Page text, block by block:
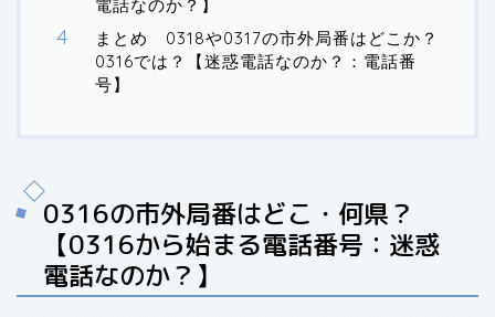
電話なのか？】
まとめ 0318や0317の市外局番はどこか？
0316では？【迷惑電話なのか？：電話番
号】
0316の市外局番はどこ・何県？
【0316から始まる電話番号：迷惑
電話なのか？】